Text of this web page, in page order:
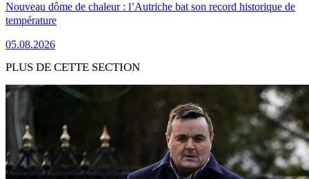
Nouveau dôme de chaleur : l’Autriche bat son record historique de
température
05.08.2026
PLUS DE CETTE SECTION